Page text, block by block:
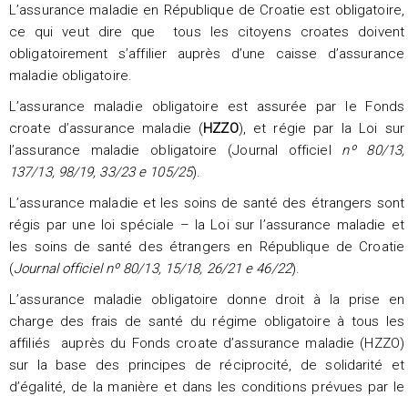
L’assurance maladie en République de Croatie est obligatoire,
ce qui veut dire que tous les citoyens croates doivent
obligatoirement s’affilier auprès d’une caisse d’assurance
maladie obligatoire.
L’assurance maladie obligatoire est assurée par le Fonds
croate d’assurance maladie (HZZO), et régie par la Loi sur
l’assurance maladie obligatoire (Journal officiel nº 80/13,
137/13, 98/19, 33/23 e 105/25).
L’assurance maladie et les soins de santé des étrangers sont
régis par une loi spéciale – la Loi sur l’assurance maladie et
les soins de santé des étrangers en République de Croatie
(Journal officiel nº 80/13, 15/18, 26/21 e 46/22).
L’assurance maladie obligatoire donne droit à la prise en
charge des frais de santé du régime obligatoire à tous les
affiliés auprès du Fonds croate d’assurance maladie (HZZO)
sur la base des principes de réciprocité, de solidarité et
d’égalité, de la manière et dans les conditions prévues par le